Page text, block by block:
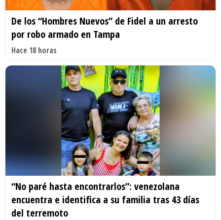
De los “Hombres Nuevos” de Fidel a un arresto
por robo armado en Tampa
Hace 18 horas
“No paré hasta encontrarlos”: venezolana
encuentra e identifica a su familia tras 43 días
del terremoto